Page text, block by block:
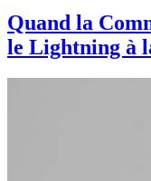
Quand la
le Lightning à